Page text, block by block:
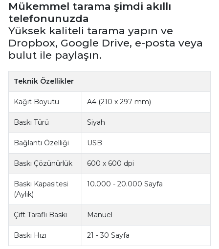
Mükemmel tarama şimdi akıllı
telefonunuzda
Yüksek kaliteli tarama yapın ve
Dropbox, Google Drive, e-posta veya
bulut ile paylaşın.
Teknik Özellikler
Kağıt Boyutu A4 (210 x 297 mm)
Baskı Türü Siyah
Bağlantı Özelliği USB
Baskı Çözünürlük 600 x 600 dpi
Baskı Kapasitesi
(Aylık)
10.000 - 20.000 Sayfa
Çift Taraflı Baskı Manuel
Baskı Hızı 21 - 30 Sayfa